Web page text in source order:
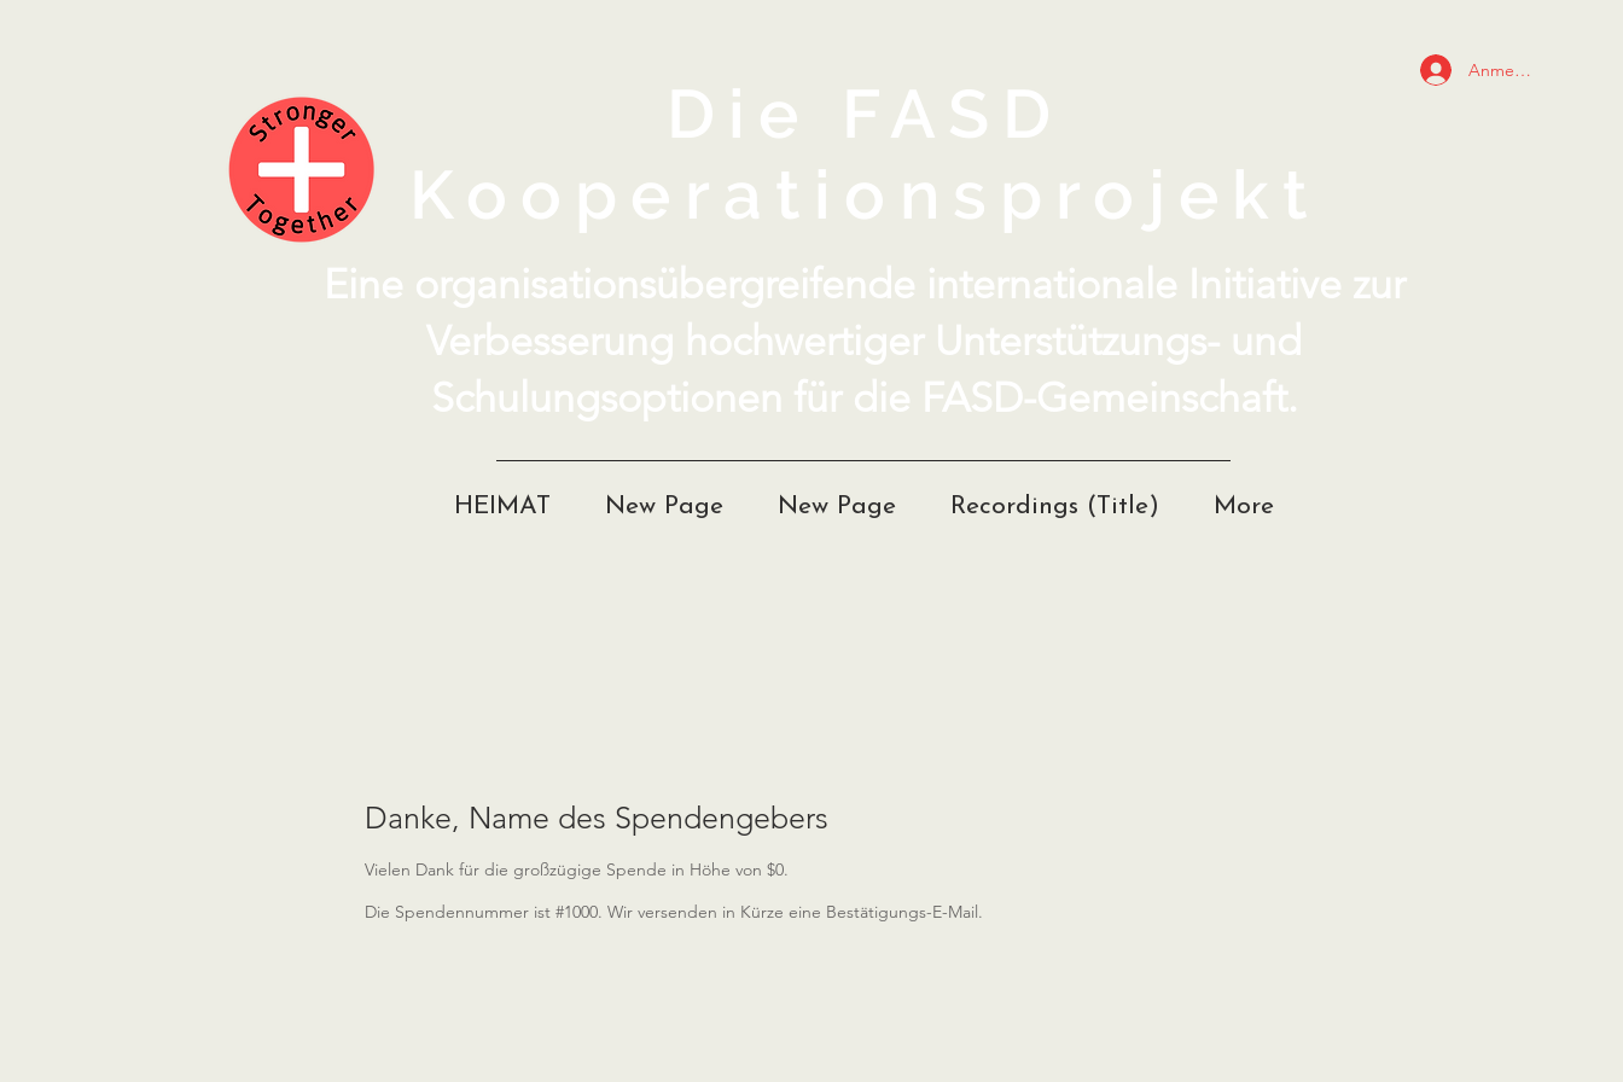
Die FASD
Kooperationsprojekt
Anmelden
Eine organisationsübergreifende internationale Initiative zur
Verbesserung hochwertiger Unterstützungs- und
Schulungsoptionen für die FASD-Gemeinschaft.
HEIMAT New Page New Page Recordings (Title) More
Danke, Name des Spendengebers
Vielen Dank für die großzügige Spende in Höhe von $0.
Die Spendennummer ist #1000. Wir versenden in Kürze eine Bestätigungs-E-Mail.